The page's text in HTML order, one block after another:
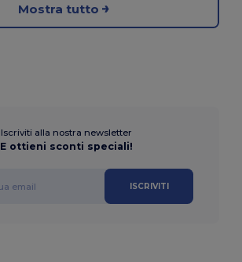
Mostra tutto
Iscriviti alla nostra newsletter
E ottieni sconti speciali!
ISCRIVITI